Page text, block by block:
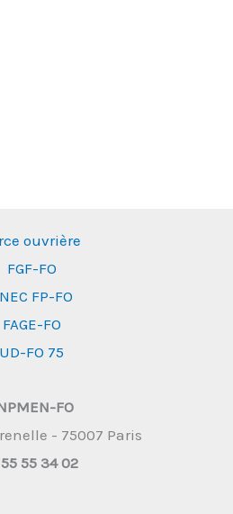
ouvrière
FGF-FO
FP-FO
FAGE-FO
UD-FO 75
FO
- 75007 Paris
55 34 02